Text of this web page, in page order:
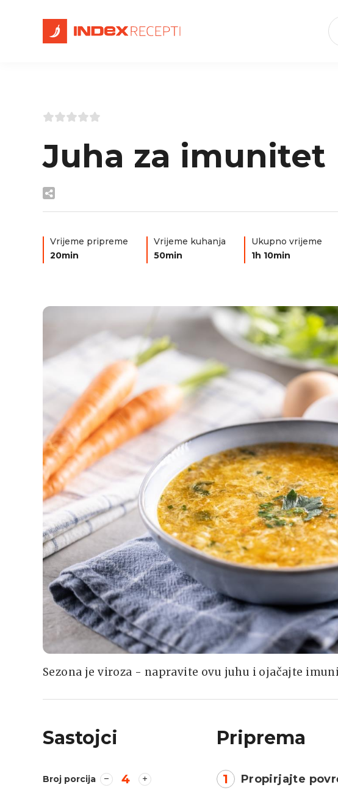
Juha za imunitet
Vrijeme pripreme
20min
Vrijeme kuhanja
50min
Ukupno vrijeme
1h 10min
Sezona je viroza - napravite ovu juhu i ojačajte
Sastojci
Broj porcija 4
Priprema
1 Propirjajte